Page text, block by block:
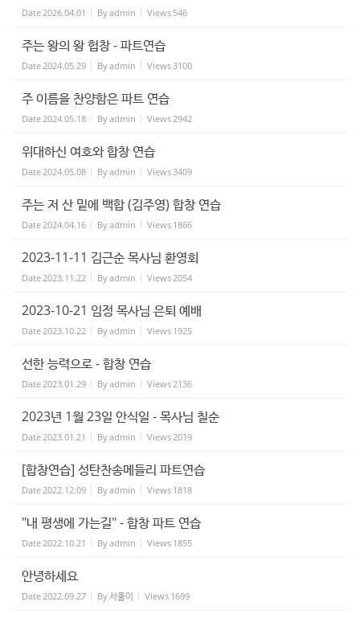
Date2026.04.01 Byadmin Views 546
주는 왕의 왕 헙창 - 파트연습
Date2024.05.29 Byadmin Views3100
주 이름을 찬양함은 파트 연습
Date2024.05.18 Byadmin Views2942
위대하신 여호와 합창 연습
Date2024.05.08 Byadmin Views3409
주는 저 산 밑에 백합 (김주영) 합창 연습
Date2024.04.16 Byadmin Views 1866
2023-11-11 김근순 목사님 환영회
Date2023.11.22 Byadmin Views2054
2023-10-21 임정 목사님 은퇴 예배
Date2023.10.22 Byadmin Views 1925
선한 능력으로 - 합창 연습
Date2023.01.29 Byadmin Views2136
2023년 1월 23일 안식일 - 목사님 칠순
Date2023.01.21 Byadmin Views2019
[합창연습] 성탄찬송메들리 파트연습
Date2022.12.09 Byadmin Views 1818
"내 평생에 가는길" - 합창 파트 연습
Date2022.10.21 Byadmin Views 1855
안녕하세요
Date2022.09.27 By서울이 Views 1699